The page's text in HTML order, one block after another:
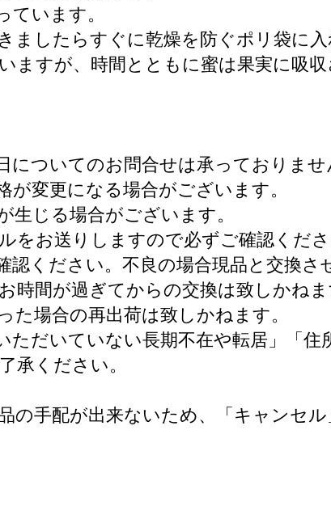
ています。
したらすぐに乾燥を防ぐポリ袋に入
ますが、時間とともに蜜は果実に吸
ついてのお問合せは承っておりませ
変更になる場合がございます。
じる場合がございます。
お送りしますので必ずご確認くださ
ください。不良の場合現品と交換さ
時間が過ぎてからの交換は致しかねま
場合の再出荷は致しかねます。
だいていない長期不在や転居」「住
承ください。
の手配が出来ないため、「キャンセ